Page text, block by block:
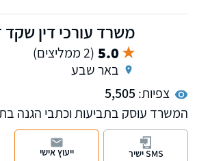
משרד עורכי דין שקד
5.0 (2 ממליצים)
באר שבע
צפיות:5,505
המשרד עוסק בתביעות וכתבי הגנה
והנזיקין. תחום הנזיקין כולל רשלנות
גוף, תביעות ביטוח לאומי נזקי רכוש ועוד.
SMS ישיר ייעוץ אישי